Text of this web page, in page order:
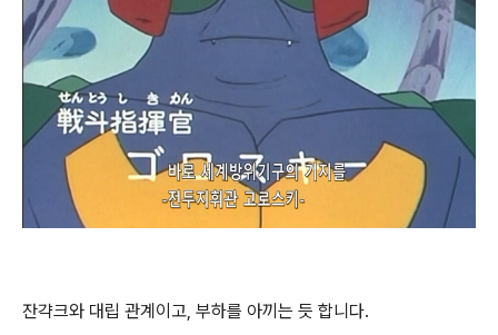
잔갹크와 대립 관계이고, 부하를 아끼는 듯 합니다.